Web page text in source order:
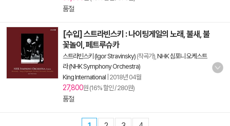
품절
[수입] 스트라빈스키 : 나이팅게일의 노래, 불새, 불
꽃놀이, 페트루슈카
스트라빈스키 (Igor Stravinsky) (작곡가), NHK 심포니 오케스트
라 (NHK Symphony Orchestra)
King International 2018년 04월
27,800원 (16% 할인 / 280원)
품절